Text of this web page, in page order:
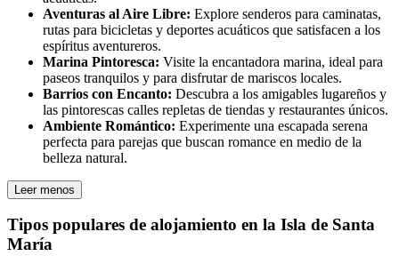
Aventuras al Aire Libre: Explore senderos para caminatas,
rutas para bicicletas y deportes acuáticos que satisfacen a los
espíritus aventureros.
Marina Pintoresca: Visite la encantadora marina, ideal para
paseos tranquilos y para disfrutar de mariscos locales.
Barrios con Encanto: Descubra a los amigables lugareños y
las pintorescas calles repletas de tiendas y restaurantes únicos.
Ambiente Romántico: Experimente una escapada serena
perfecta para parejas que buscan romance en medio de la
belleza natural.
Leer menos
Tipos populares de alojamiento en la Isla de Santa
María